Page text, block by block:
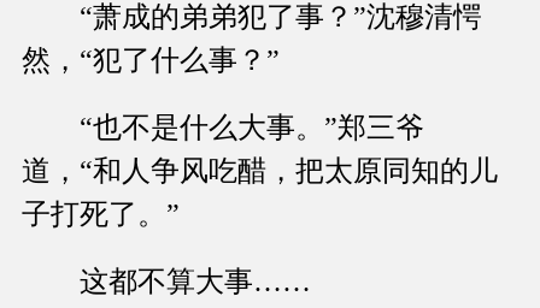
“萧成的弟弟犯了事？”沈穆清愕
然，“犯了什么事？”
“也不是什么大事。”郑三爷
道，“和人争风吃醋，把太原同知的儿
子打死了。”
这都不算大事……